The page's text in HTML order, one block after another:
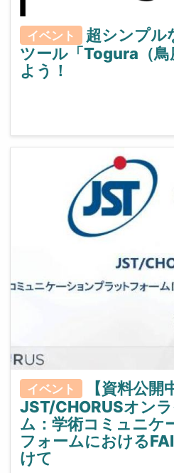
イベント
超シンプル
ツール「Togura（
よう！
イベント
【資料公開
JST/CHORUSオン
ム：学術コミュニケ
フォームにおける
けて